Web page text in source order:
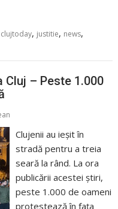
clujtoday, justitie, news,
– Peste 1.000
Clujenii au ieșit în
stradă pentru a treia
seară la rând. La ora
publicării acestei știri,
peste 1.000 de oameni
protestează în fața